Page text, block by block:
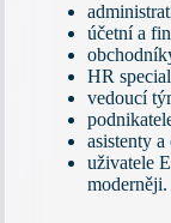
účetní a
HR
vedoucí
asistenty
uživatele
moderněji.